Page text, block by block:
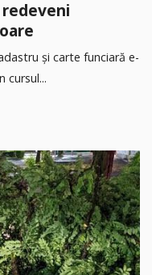
și carte funciară e-
cursul...